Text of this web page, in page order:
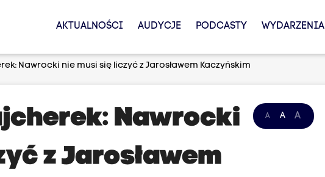
AKTUALNOŚCI AUDYCJE PODCASTY WYDARZENIA
Nawrocki nie musi się liczyć z Jarosławem Kaczyńskim
A A A
Nawrocki
z Jarosławem